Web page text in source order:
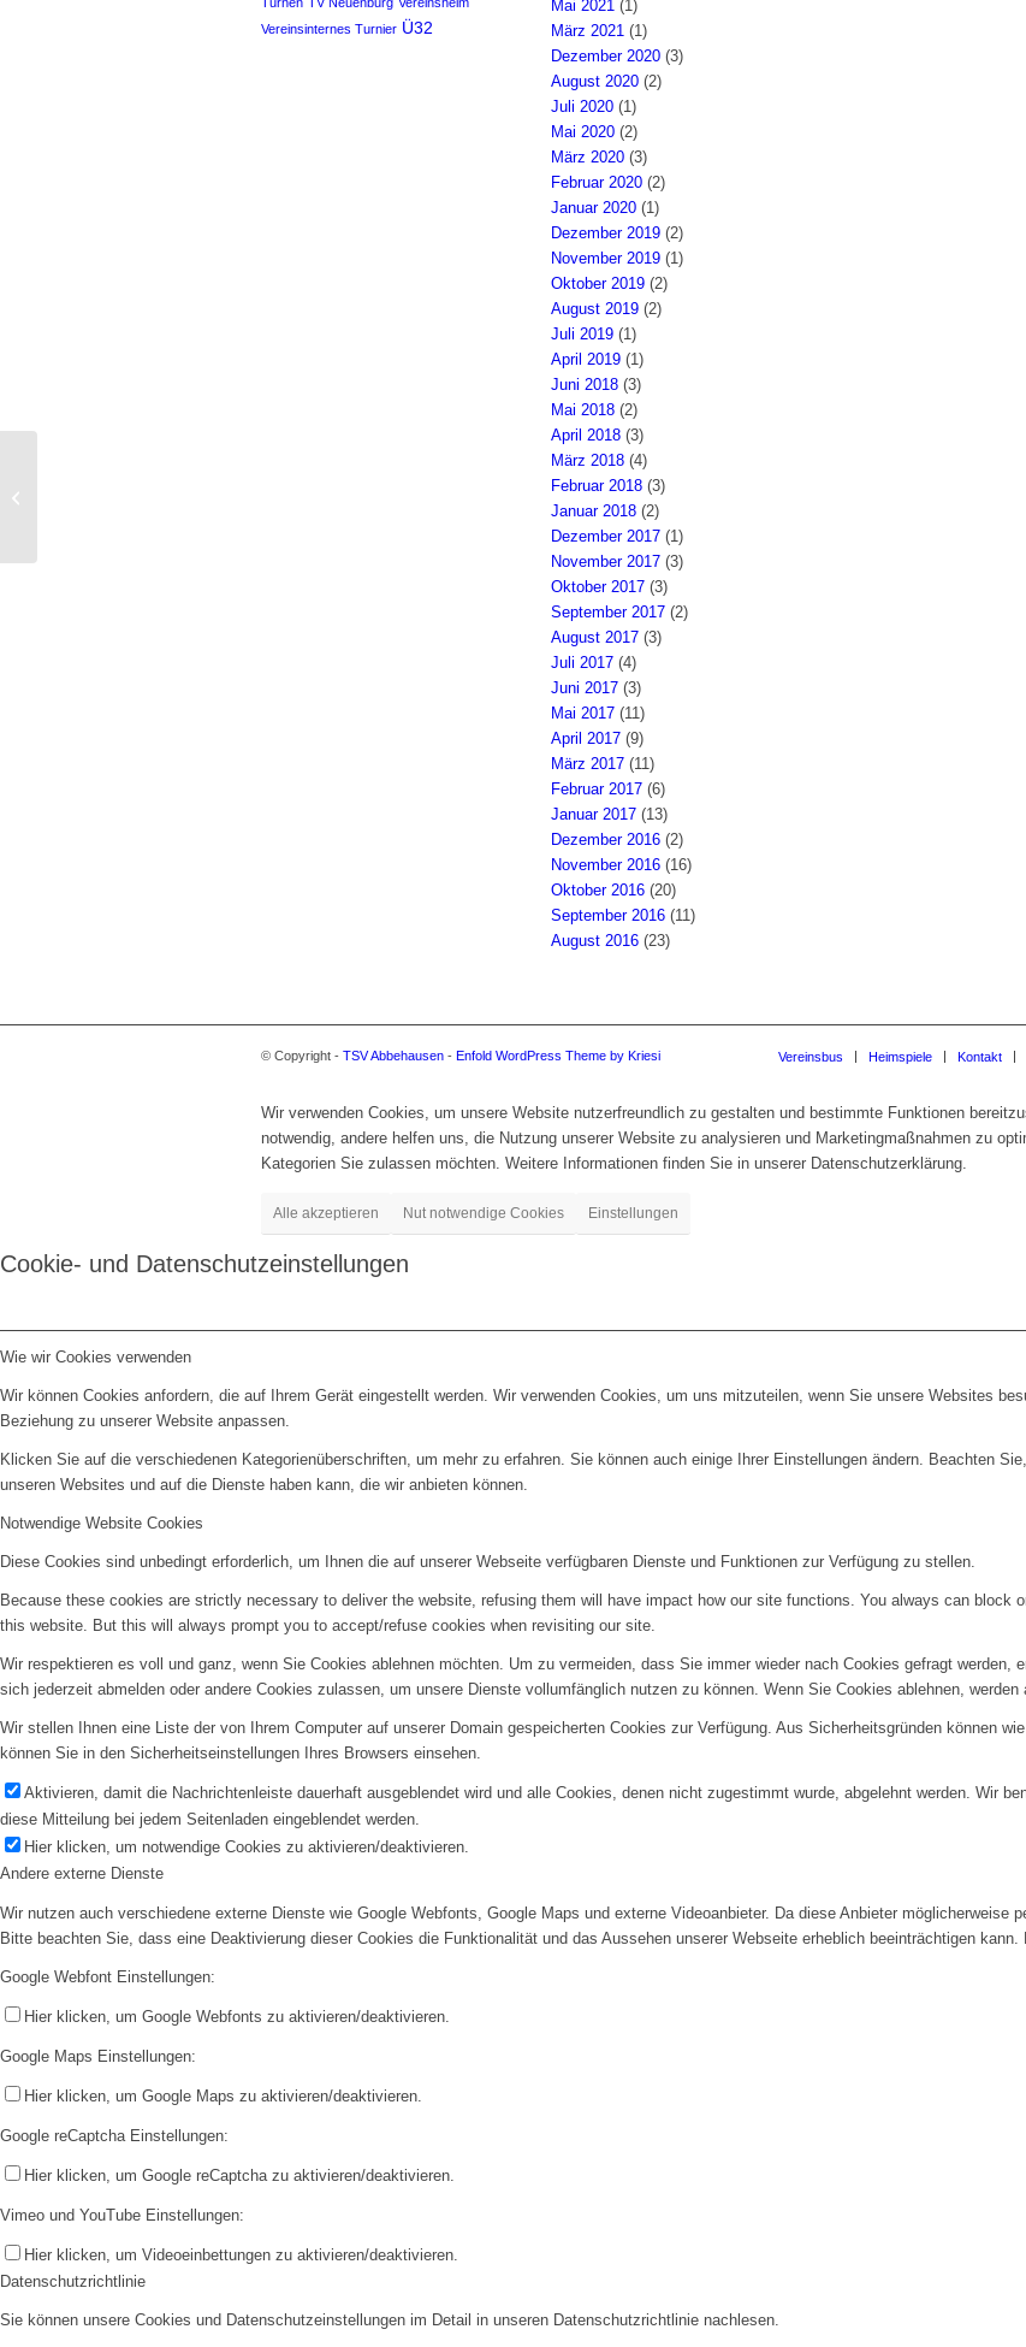
Vereinsinternes Turnier Ü32
Mai 2021 (1)
März 2021 (1)
Dezember 2020 (3)
August 2020 (2)
Juli 2020 (1)
Mai 2020 (2)
März 2020 (3)
Februar 2020 (2)
Januar 2020 (1)
Dezember 2019 (2)
November 2019 (1)
Oktober 2019 (2)
August 2019 (2)
Juli 2019 (1)
April 2019 (1)
Juni 2018 (3)
Mai 2018 (2)
April 2018 (3)
März 2018 (4)
Februar 2018 (3)
Januar 2018 (2)
Dezember 2017 (1)
November 2017 (3)
Oktober 2017 (3)
September 2017 (2)
August 2017 (3)
Juli 2017 (4)
Juni 2017 (3)
Mai 2017 (11)
April 2017 (9)
März 2017 (11)
Februar 2017 (6)
Januar 2017 (13)
Dezember 2016 (2)
November 2016 (16)
Oktober 2016 (20)
September 2016 (11)
August 2016 (23)
© Copyright - TSV Abbehausen - Enfold WordPress Theme by Kriesi Vereinsbus Heimspiele Kontakt
Wir verwenden Cookies, um unsere Website nutzerfreundlich zu gestalten und bestimmte Funktionen
notwendig, andere helfen uns, die Nutzung unserer Website zu analysieren und Marketingmaßnahmen zu
Kategorien Sie zulassen möchten. Weitere Informationen finden Sie in unserer Datenschutzerklärung.
Alle akzeptieren Nut notwendige Cookies Einstellungen
Cookie- und Datenschutzeinstellungen
Wie wir Cookies verwenden
Wir können Cookies anfordern, die auf Ihrem Gerät eingestellt werden. Wir verwenden Cookies, um uns mitzuteilen, wenn Sie unsere Websites
Beziehung zu unserer Website anpassen.
Klicken Sie auf die verschiedenen Kategorienüberschriften, um mehr zu erfahren. Sie können auch einige Ihrer Einstellungen ändern. Beachten
unseren Websites und auf die Dienste haben kann, die wir anbieten können.
Notwendige Website Cookies
Diese Cookies sind unbedingt erforderlich, um Ihnen die auf unserer Webseite verfügbaren Dienste und Funktionen zur Verfügung zu stellen.
Because these cookies are strictly necessary to deliver the website, refusing them will have impact how our site functions. You always can
this website. But this will always prompt you to accept/refuse cookies when revisiting our site.
Wir respektieren es voll und ganz, wenn Sie Cookies ablehnen möchten. Um zu vermeiden, dass Sie immer wieder nach Cookies gefragt
sich jederzeit abmelden oder andere Cookies zulassen, um unsere Dienste vollumfänglich nutzen zu können. Wenn Sie Cookies ablehnen,
Wir stellen Ihnen eine Liste der von Ihrem Computer auf unserer Domain gespeicherten Cookies zur Verfügung. Aus Sicherheitsgründen können
können Sie in den Sicherheitseinstellungen Ihres Browsers einsehen.
Aktivieren, damit die Nachrichtenleiste dauerhaft ausgeblendet wird und alle Cookies, denen nicht zugestimmt wurde, abgelehnt werden. Wir
diese Mitteilung bei jedem Seitenladen eingeblendet werden.
Hier klicken, um notwendige Cookies zu aktivieren/deaktivieren.
Andere externe Dienste
Wir nutzen auch verschiedene externe Dienste wie Google Webfonts, Google Maps und externe Videoanbieter. Da diese Anbieter möglicherweise
Bitte beachten Sie, dass eine Deaktivierung dieser Cookies die Funktionalität und das Aussehen unserer Webseite erheblich beeinträchtigen kann.
Google Webfont Einstellungen:
Hier klicken, um Google Webfonts zu aktivieren/deaktivieren.
Google Maps Einstellungen:
Hier klicken, um Google Maps zu aktivieren/deaktivieren.
Google reCaptcha Einstellungen:
Hier klicken, um Google reCaptcha zu aktivieren/deaktivieren.
Vimeo und YouTube Einstellungen:
Hier klicken, um Videoeinbettungen zu aktivieren/deaktivieren.
Datenschutzrichtlinie
Sie können unsere Cookies und Datenschutzeinstellungen im Detail in unseren Datenschutzrichtlinie nachlesen.